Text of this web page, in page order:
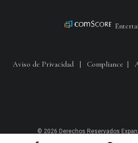
Aviso de Privacidad| Compliance |
© 2026 Derechos Reservados